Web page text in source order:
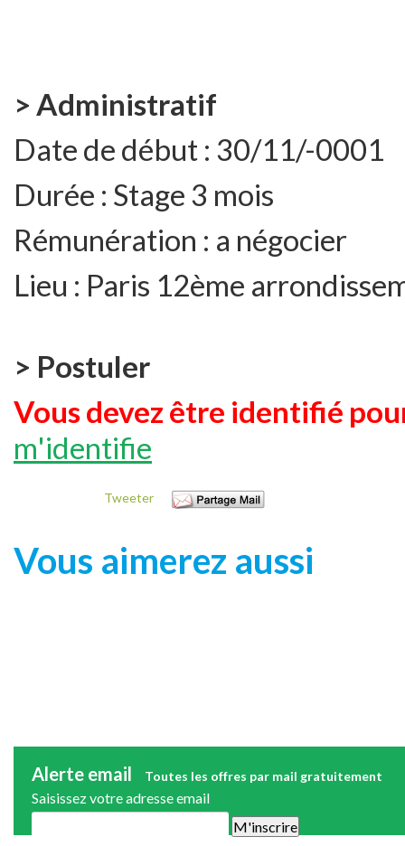
> Administratif
Date de début : 30/11/-0001
Durée : Stage 3 mois
Rémunération : a négocier
Lieu : Paris 12ème
> Postuler
Vous devez être identifié
m'identifie
Tweeter
Vous aimerez aussi
Alerte email Toutes les offres par mail gratuitement
Saisissez votre adresse email